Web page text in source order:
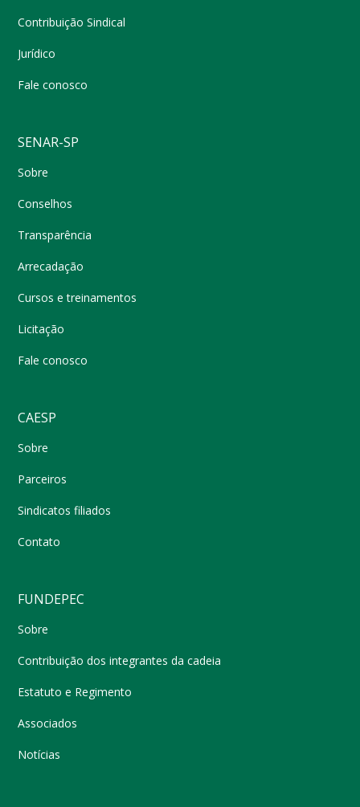
Contribuição Sindical
Jurídico
Fale conosco
SENAR-SP
Sobre
Conselhos
Transparência
Arrecadação
Cursos e treinamentos
Licitação
Fale conosco
CAESP
Sobre
Parceiros
Sindicatos filiados
Contato
FUNDEPEC
Sobre
Contribuição dos integrantes da cadeia
Estatuto e Regimento
Associados
Notícias